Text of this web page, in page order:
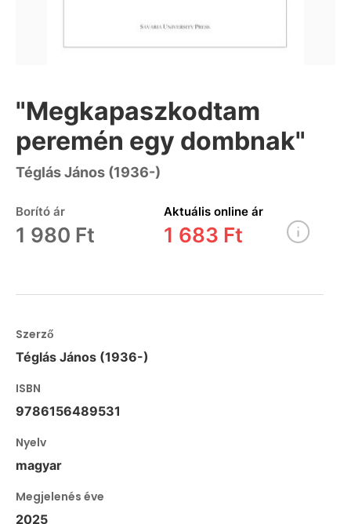
"Megkapaszkodtam
peremén egy dombnak"
Téglás János (1936-)
Borító ár
1 980 Ft
Aktuális online ár
1 683 Ft
Szerző
Téglás János (1936-)
ISBN
9786156489531
Nyelv
magyar
Megjelenés éve
2025